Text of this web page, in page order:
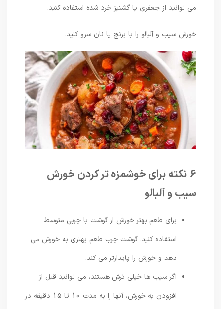
می توانید از جعفری یا گشنیز خرد شده استفاده کنید.
خورش سیب و آلبالو را با برنج یا نان سرو کنید.
6 نکته برای خوشمزه تر کردن خورش
سیب و آلبالو
برای طعم بهتر خورش از گوشت با چربی متوسط ​​
استفاده کنید. گوشت چرب طعم بهتری به خورش می
دهد و خورش را پایدارتر می کند.
اگر سیب ها خیلی ترش هستند، می توانید قبل از
افزودن به خورش، آنها را به مدت 10 تا 15 دقیقه در